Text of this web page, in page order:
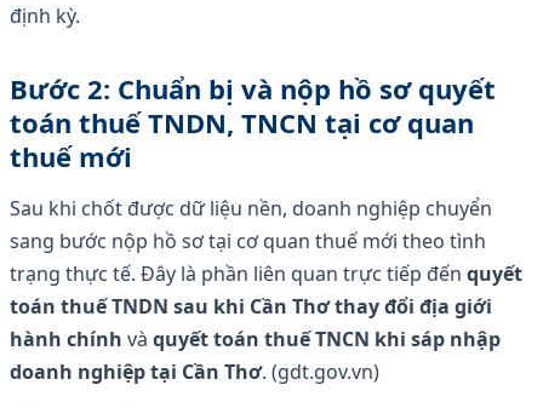
định kỳ.
Bước 2: Chuẩn bị và nộp hồ sơ quyết
toán thuế TNDN, TNCN tại cơ quan
thuế mới
Sau khi chốt được dữ liệu nền, doanh nghiệp chuyển
sang bước nộp hồ sơ tại cơ quan thuế mới theo tình
trạng thực tế. Đây là phần liên quan trực tiếp đến quyết
toán thuế TNDN sau khi Cần Thơ thay đổi địa giới
hành chính và quyết toán thuế TNCN khi sáp nhập
doanh nghiệp tại Cần Thơ. (gdt.gov.vn)